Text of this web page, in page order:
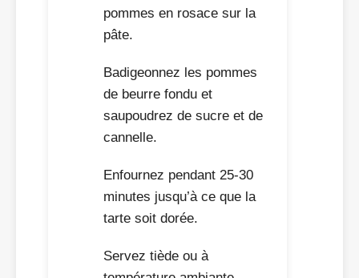
pommes en rosace sur la
pâte.
Badigeonnez les pommes
de beurre fondu et
saupoudrez de sucre et de
cannelle.
Enfournez pendant 25-30
minutes jusqu’à ce que la
tarte soit dorée.
Servez tiède ou à